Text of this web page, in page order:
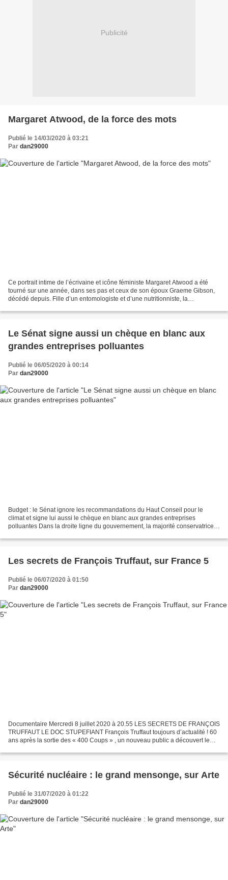
Publicité
Margaret Atwood, de la force des mots
Publié le 14/03/2020 à 03:21
Par dan29000
Ce portrait intime de l’écrivaine et icône féministe Margaret Atwood a été
tourné sur une année, dans ses pas et ceux de son époux Graeme Gibson,
décédé depuis. Fille d’un entomologiste et d’une nutritionniste, la
Le Sénat signe aussi un chèque en blanc aux
grandes entreprises polluantes
Publié le 06/05/2020 à 00:14
Par dan29000
Budget : le Sénat ignore les recommandations du Haut Conseil pour le
climat et signe lui aussi le chèque en blanc aux grandes entreprises
polluantes Dans la droite ligne du gouvernement, la majorité conservatrice
Les secrets de François Truffaut, sur France 5
Publié le 06/07/2020 à 01:50
Par dan29000
Documentaire Mercredi 8 juillet 2020 à 20.55 LES SECRETS DE FRANÇOIS
TRUFFAUT LE DOC STUPEFIANT François Truffaut toujours d’actualité ! 60
ans après la sortie des « 400 Coups » , un nouveau public a découvert le
Sécurité nucléaire : le grand mensonge, sur Arte
Publié le 31/07/2020 à 01:22
Par dan29000